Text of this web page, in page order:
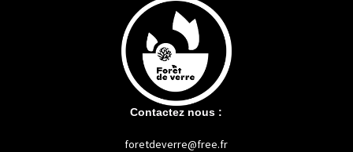
Contactez nous :
foretdeverre@free.fr